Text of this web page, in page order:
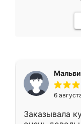
6
Заказывала